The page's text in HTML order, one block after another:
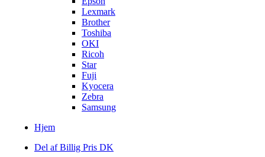
Lexmark
Brother
Toshiba
OKI
Ricoh
Star
Fuji
Kyocera
Zebra
Samsung
Hjem
Del af Billig Pris DK